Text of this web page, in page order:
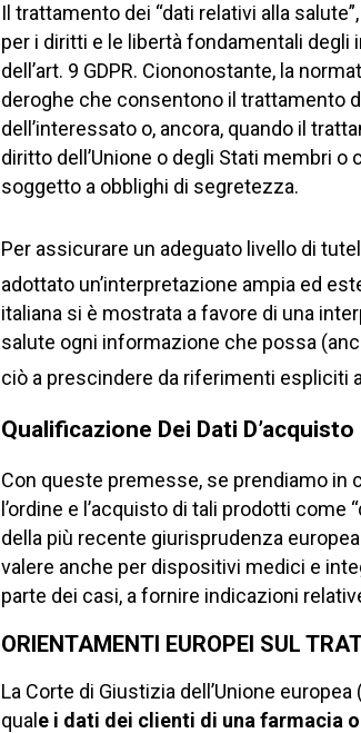
Il trattamento dei “dati relativi alla
per i diritti e le libertà fondamentali degli
dell’art. 9 GDPR. Ciononostante, la
deroghe che consentono il trattamento
dell’interessato o, ancora, quando il
diritto dell’Unione o degli Stati membri
soggetto a obblighi di segretezza.
Per assicurare un adeguato livello di
adottato un’interpretazione ampia ed
italiana si è mostrata a favore di una
salute ogni informazione che possa
ciò a prescindere da riferimenti espliciti
Qualificazione Dei Dati
Con queste premesse, se prendiamo in
l’ordine e l’acquisto di tali prodotti
della più recente giurisprudenza
valere anche per dispositivi medici e
parte dei casi, a fornire indicazioni
ORIENTAMENTI EUROPEI SUL
La Corte di Giustizia dell’Unione
qual e i dati dei clienti di una farmacia